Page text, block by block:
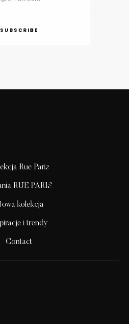
SUBSCRIBE
Rue Paris
RUE PARIS
kolekcja
i trendy
Contact